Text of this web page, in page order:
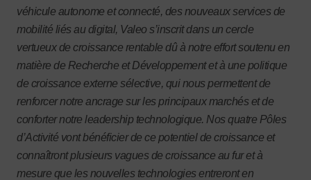
véhicule autonome et connecté, des nouveaux services de
mobilité liés au digital, Valeo s’inscrit dans un cercle
vertueux de croissance rentable dû à notre effort soutenu en
matière de Recherche et Développement et à une politique
de croissance externe sélective, qui nous permettent de
renforcer notre ancrage sur les principaux marchés et de
conforter notre leadership technologique. Nos quatre Pôles
d’Activité vont bénéficier de ce potentiel de croissance et
connaîtront plusieurs vagues de croissance au fur et à
mesure que les nouvelles technologies entreront en